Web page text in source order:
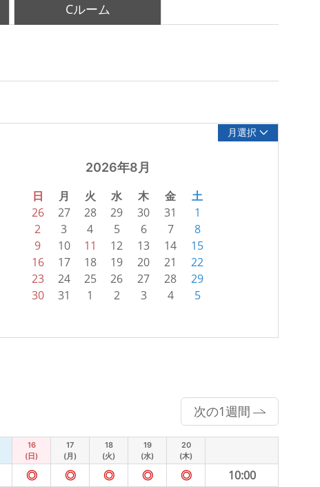
Cルーム
月選択
2026年8月
日 月 火 水 木 金 土
26 27 28 29 30 31
1
2
3 4 5 6 7
8
9
10 11 12 13 14
15
16
17 18 19 20 21
22
23
24 25 26 27 28
29
30
31 1 2 3 4 5
次の1週間
16
(日)
17
(月)
18
(火)
19
(水)
20
(木)
◎ ◎ ◎ ◎ ◎
10:00